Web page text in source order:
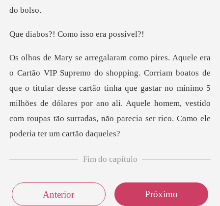
Como isso e
os de
que o titular desse cartão tinha que gastar no mínimo 5
milhões de dólares por ano ali. Aquele
Fim do capítulo
Anterior Próximo